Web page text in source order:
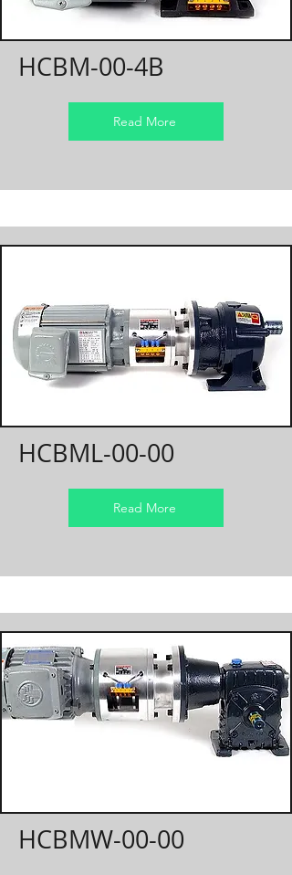
HCBM-00-4B
Read More
HCBML-00-00
Read More
HCBMW-00-00